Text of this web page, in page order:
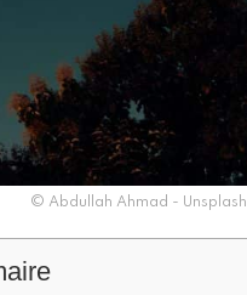
© Abdullah Ahmad - Unsplash